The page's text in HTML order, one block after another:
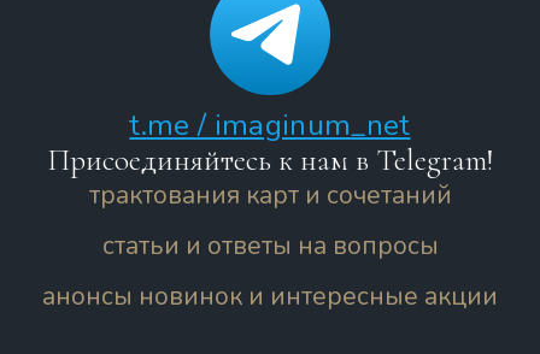
t.me / imaginum_net
Присоединяйтесь к нам в Telegram!
трактования карт и сочетаний
статьи и ответы на вопросы
анонсы новинок и интересные акции